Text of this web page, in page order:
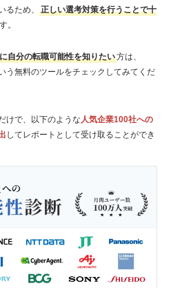
るため、
正しい選考対策を行うことで十
。
自分の転職可能性を知りたい方は、
う無料のツールをチェックしてみてくだ
けで、以下のような 人気企業100社への
してレポートとして受け取ることができ